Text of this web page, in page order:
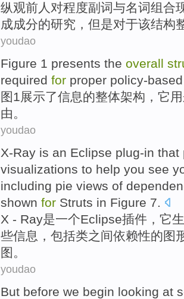
纵观前人 对程度副词与名词组合
成成分的研究， 但是对于该结构
youdao
Figure 1 presents the overall
required for proper policy-based
图1展示了信息的整体架构 ，它
由。
youdao
X-Ray is an Eclipse plug-in that
visualizations to help you see
including pie views of
shown for Struts in Figure 7.
X - Ray是一个Eclipse插件 ， 它
些信息， 包括类之间依赖性的图
图 。
youdao
But before we begin looking at